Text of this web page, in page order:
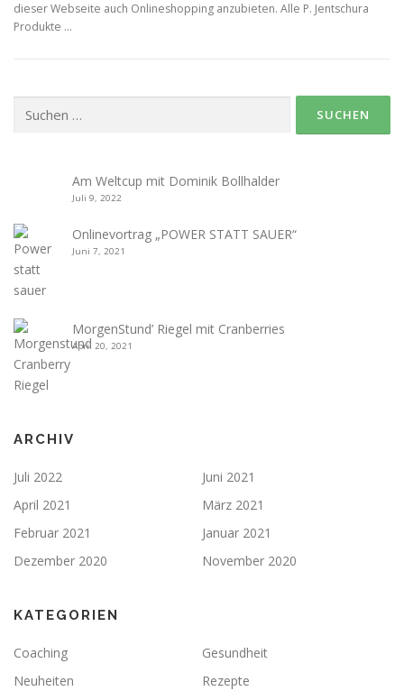
dieser Webseite auch Onlineshopping anzubieten. Alle P. Jentschura
Produkte …
nach:
Am Weltcup mit Dominik Bollhalder
Juli 9, 2022
Onlinevortrag „POWER STATT SAUER“
Juni 7, 2021
MorgenStund’ Riegel mit Cranberries
April 20, 2021
ARCHIV
Juli 2022
Juni 2021
April 2021
März 2021
Februar 2021
Januar 2021
Dezember 2020
November 2020
KATEGORIEN
Coaching
Gesundheit
Neuheiten
Rezepte